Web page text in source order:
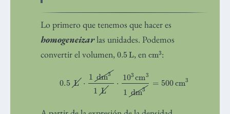
Lo primero que tenemos que hacer es
homogeneizarlas unidades. Podemos
convertir el volumen, 0.5L, en :
⋅10 cm3 dm